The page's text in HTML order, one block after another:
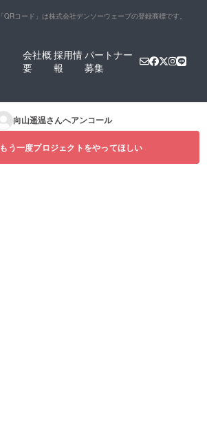
「QRコード」は株式会社デンソーウェーブの登録商標です。
会社概
要
採用情
報
パートナー
募集
向山遥温さんへアンコール
もう一度プロジェクトをやってほしい